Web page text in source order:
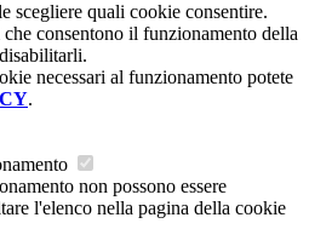
scegliere quali cookie consentire.
consentono il funzionamento della
necessari al funzionamento potete
.
non possono essere
l'elenco nella pagina della cookie